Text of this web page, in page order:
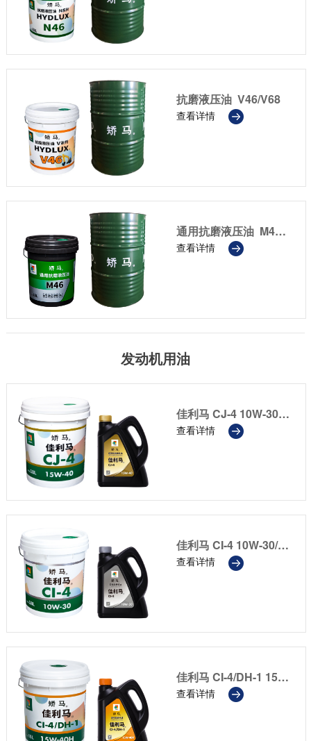
抗磨液压油 V46/V68
查看详情
通用抗磨液压油 M46/M68
查看详情
发动机用油
佳利马 CJ-4 10W-30/15W-40/20W-50
查看详情
佳利马 CI-4 10W-30/10W-40/15W-40/20W-50
查看详情
佳利马 CI-4/DH-1 15W-40H
查看详情